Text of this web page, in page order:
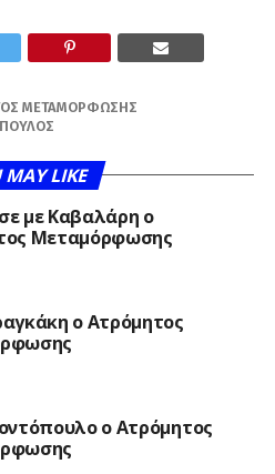
ΜΕΤΑΜΌΡΦΩΣΗΣ
MAY LIKE
με Καβαλάρη ο
Μεταμόρφωσης
ο Ατρόμητος
ο Ατρόμητος